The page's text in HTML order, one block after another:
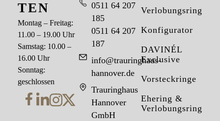
Verlobungsringe
Konfigurator
DAVINÉL
Exclusive
Vorsteckringe
Ehering &
Verlobungsring
0511 64 207
185
0511 64 207
187
info@trauringhaus-
hannover.de
Trauringhaus
Hannover
GmbH
TEN
Montag – Freitag:
11.00 – 19.00 Uhr
Samstag: 10.00 –
16.00 Uhr
Sonntag:
geschlossen